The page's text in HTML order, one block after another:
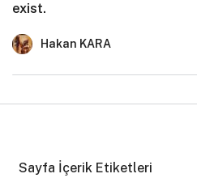
exist.
Hakan KARA
Sayfa İçerik Etiketleri